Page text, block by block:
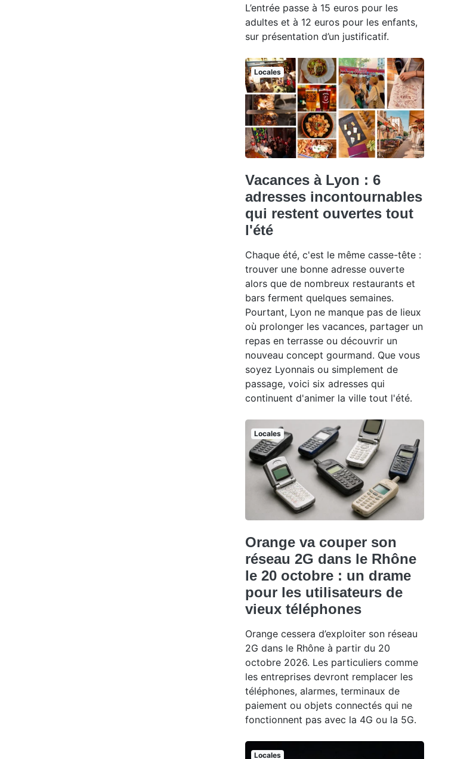
L’entrée passe à 15 euros pour les
adultes et à 12 euros pour les enfants,
sur présentation d’un justificatif.
Locales
Vacances à Lyon : 6
adresses incontournables
qui restent ouvertes tout
l'été
Chaque été, c'est le même casse-tête :
trouver une bonne adresse ouverte
alors que de nombreux restaurants et
bars ferment quelques semaines.
Pourtant, Lyon ne manque pas de lieux
où prolonger les vacances, partager un
repas en terrasse ou découvrir un
nouveau concept gourmand. Que vous
soyez Lyonnais ou simplement de
passage, voici six adresses qui
continuent d'animer la ville tout l'été.
Locales
Orange va couper son
réseau 2G dans le Rhône
le 20 octobre : un drame
pour les utilisateurs de
vieux téléphones
Orange cessera d’exploiter son réseau
2G dans le Rhône à partir du 20
octobre 2026. Les particuliers comme
les entreprises devront remplacer les
téléphones, alarmes, terminaux de
paiement ou objets connectés qui ne
fonctionnent pas avec la 4G ou la 5G.
Locales